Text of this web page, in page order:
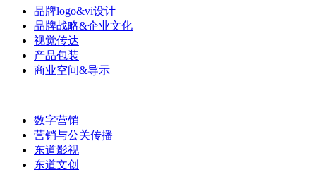
品牌logo&vi设计
品牌战略&企业文化
视觉传达
产品包装
商业空间&导示
数字营销
营销与公关传播
东道影视
东道文创